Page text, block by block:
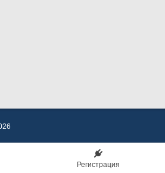
Регистрация